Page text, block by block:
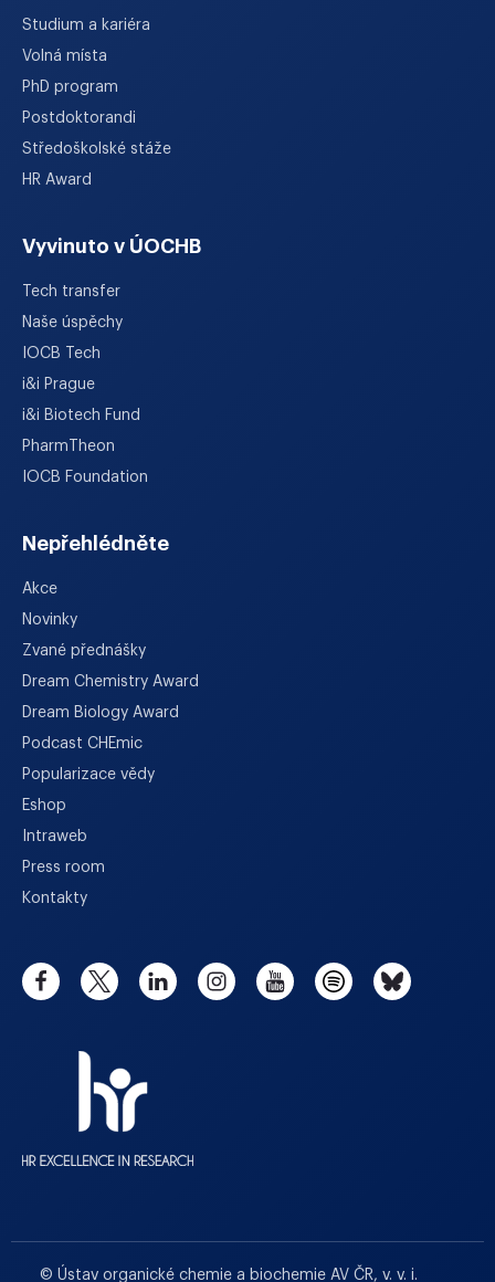
Studium a kariéra
Volná místa
PhD program
Postdoktorandi
Středoškolské stáže
HR Award
Vyvinuto v ÚOCHB
Tech transfer
Naše úspěchy
IOCB Tech
i&i Prague
i&i Biotech Fund
PharmTheon
IOCB Foundation
Nepřehlédněte
Akce
Novinky
Zvané přednášky
Dream Chemistry Award
Dream Biology Award
Podcast CHEmic
Popularizace vědy
Eshop
Intraweb
Press room
Kontakty
© Ústav organické chemie a biochemie AV ČR, v. v. i.